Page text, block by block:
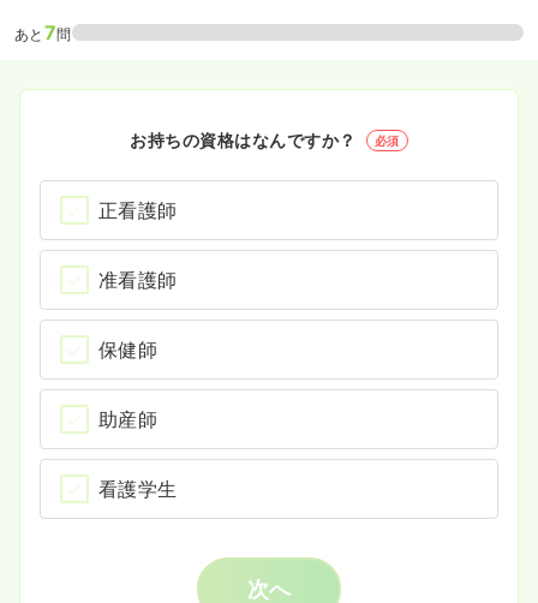
あと 7問
お持ちの資格はなんですか？ 必須
正看護師
准看護師
保健師
助産師
看護学生
次へ